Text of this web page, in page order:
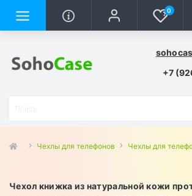
0
+7
Чехлы для телефонов Чехлы для
Чехол книжка из натуральной кожи